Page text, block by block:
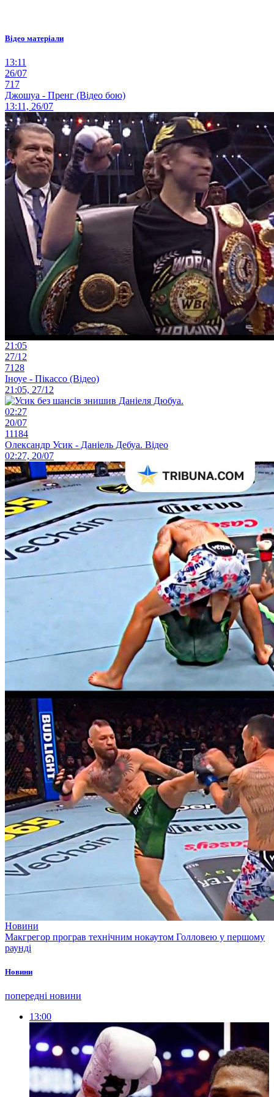
Відео матеріали
13:11
26/07
717
Джошуа - Пренг (Відео бою)
13:11, 26/07
21:05
27/12
7128
Іноуе - Пікассо (Відео)
21:05, 27/12
02:27
20/07
11184
Олександр Усик - Даніель Дебуа. Відео
02:27, 20/07
Новини
Макгрегор програв технічним нокаутом Голловею у першому
раунді
Новини
попередні новини
13:00